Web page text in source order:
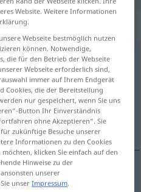
anklicken/antippen)
Achtung usw
Website. Weitere Informationen
Webseite bestmöglich nutzen
können. Notwendige,
die für den Betrieb der Webseite
Webseite erforderlich sind,
immer auf Ihrem Endgerät
Cookies, die der Bereitstellung
nur gespeichert, wenn Sie uns
Button Ihr Einverständnis
ohne Akzeptieren“. Sie
zukünftige Besuche unserer
Informationen zu den Cookies
klicken Sie einfach auf den
Hinweise zu der
unserer
unserImpressum.